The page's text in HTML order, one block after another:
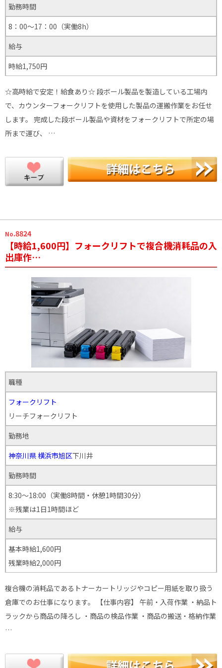
勤務時間
8：00～17：00（実働8h）
給与
時給1,750円
☆高時給で安定！給食あり☆ 段ボール製品を製造している工場内
で、カウンターフォークリフトを使用した製品の運搬作業をお任せ
します。 完成した段ボール製品や資材をフォークリフトで所定の場
所まで運び、 …
No.8824
【時給1,600円】フォークリフトで複合機消耗品の入
出庫作…
職種
フォークリフト
リーチフォークリフト
勤務地
神奈川県横浜市旭区下川井
勤務時間
8:30～18:00（実働8時間・休憩1時間30分）
※残業は1日1時間ほど
給与
基本時給1,600円
残業時給2,000円
複合機の消耗品であるトナーカートリッジやコピー用紙を取り扱う
倉庫でのお仕事になります。 【仕事内容】 午前・入荷作業 ・納品ト
ラックから商品の降ろし ・商品の検品作業 ・商品の搬送・格納作業
…